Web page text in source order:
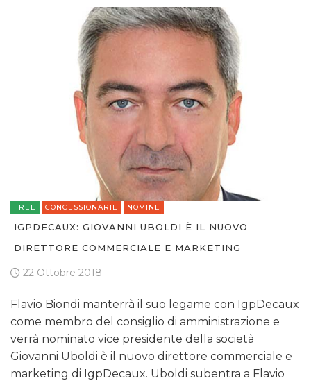
FREE CONCESSIONARIE NOMINE
IGPDECAUX: GIOVANNI UBOLDI È IL NUOVO
DIRETTORE COMMERCIALE E MARKETING
22 Ottobre 2018
Flavio Biondi manterrà il suo legame con IgpDecaux
come membro del consiglio di amministrazione e
verrà nominato vice presidente della società
Giovanni Uboldi è il nuovo direttore commerciale e
marketing di IgpDecaux. Uboldi subentra a Flavio